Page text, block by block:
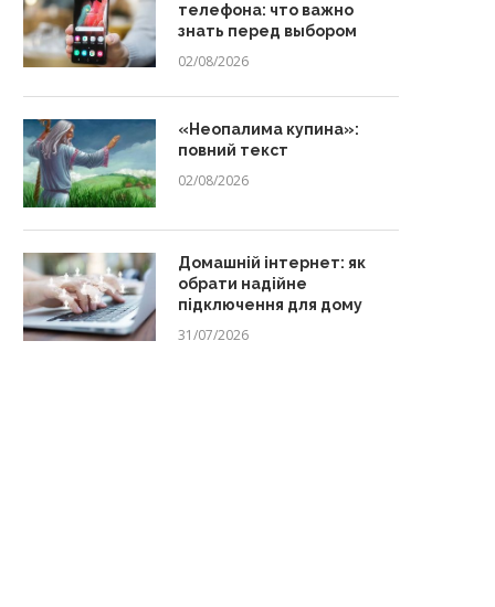
телефона: что важно
знать перед выбором
02/08/2026
«Неопалима купина»:
повний текст
02/08/2026
Домашній інтернет: як
обрати надійне
підключення для дому
31/07/2026